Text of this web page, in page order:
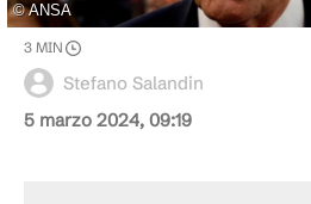
©ANSA
5 marzo 2024, 09:19
Stefano Salandin
3 MIN